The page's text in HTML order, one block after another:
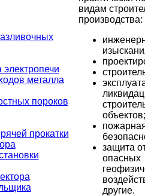
металла
пороков
прокатки
видам
производства:
объектов;
защита
опасных
другие.